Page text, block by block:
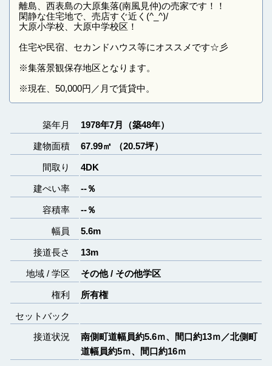
離島、西表島の大原集落(南風見仲)の売家です！！
閑静な住宅地で、売店すぐ近く(^_^)/
大原小学校、大原中学校区！
住宅や民宿、セカンドハウス等にオススメです☆彡
※集落景観保存地区となります。
※現在、50,000円／月で賃貸中。
築年月 1978年7月（築48年）
建物面積 67.99㎡ （20.57坪）
間取り 4DK
建ぺい率 --％
容積率 --％
幅員 5.6m
接道長さ 13m
地域 / 学区 その他 / その他学区
権利 所有権
セットバック
接道状況
南側町道幅員約5.6ｍ、間口約13ｍ／北側町
道幅員約5ｍ、間口約16ｍ